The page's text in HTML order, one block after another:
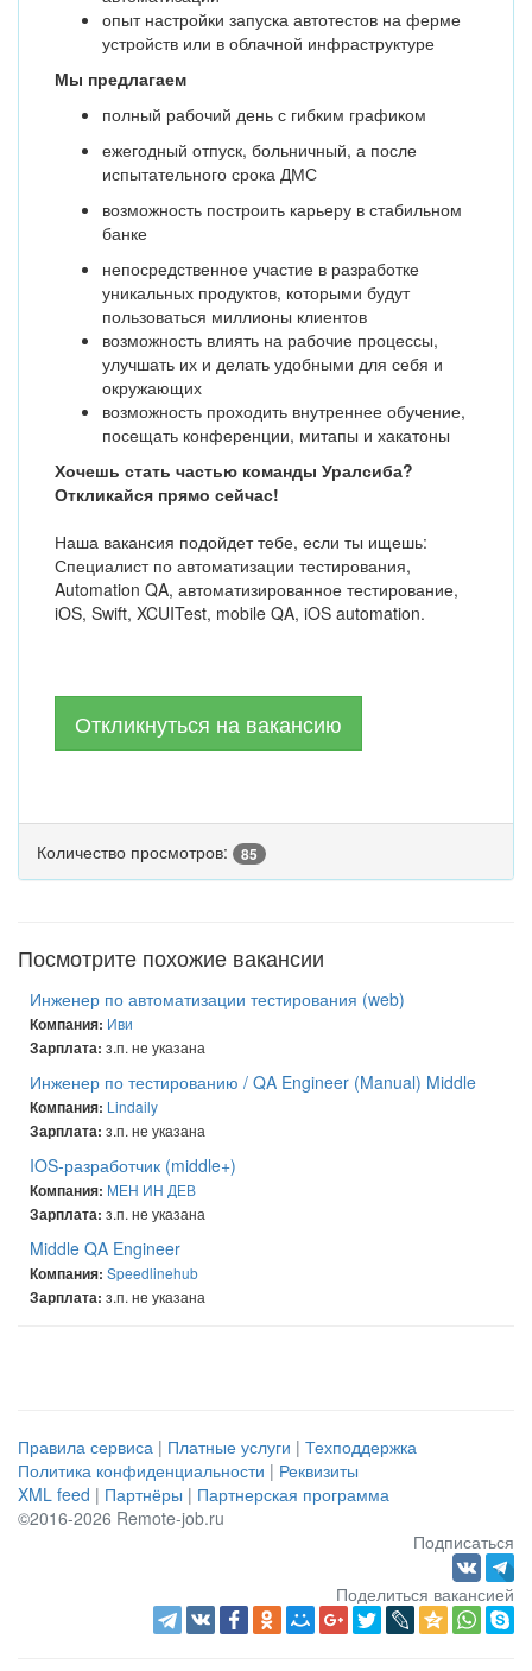
опыт настройки запуска автотестов на ферме
устройств или в облачной инфраструктуре
Мы предлагаем
полный рабочий день с гибким графиком
ежегодный отпуск, больничный, а после
испытательного срока ДМС
возможность построить карьеру в стабильном
банке
непосредственное участие в разработке
уникальных продуктов, которыми будут
пользоваться миллионы клиентов
возможность влиять на рабочие процессы,
улучшать их и делать удобными для себя и
окружающих
возможность проходить внутреннее обучение,
посещать конференции, митапы и хакатоны
Хочешь стать частью команды Уралсиба?
Откликайся прямо сейчас!
Наша вакансия подойдет тебе, если ты ищешь:
Специалист по автоматизации тестирования,
Automation QA, автоматизированное тестирование,
iOS, Swift, XCUITest, mobile QA, iOS automation.
Откликнуться на вакансию
Количество просмотров: 85
Посмотрите похожие вакансии
Инженер по автоматизации тестирования (web)
Компания: Иви
Зарплата: з.п. не указана
Инженер по тестированию / QA Engineer (Manual) Middle
Компания: Lindaily
Зарплата: з.п. не указана
IOS-разработчик (middle+)
Компания: МЕН ИН ДЕВ
Зарплата: з.п. не указана
Middle QA Engineer
Компания: Speedlinehub
Зарплата: з.п. не указана
Правила сервиса | Платные услуги | Техподдержка
Политика конфиденциальности | Реквизиты
XML feed | Партнёры | Партнерская программа
©2016-2026 Remote-job.ru
Подписаться
Поделиться вакансией